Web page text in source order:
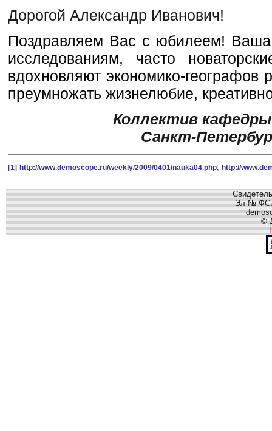
Дорогой Александр Иванович!
Поздравляем Вас с юбилеем! Ваша
исследованиям, часто
вдохновляют экономико-
преумножать жизнелюбие,
Коллектив кафедры
Санкт-
[1] http://www.demoscope.ru/weekly/2009/0401/nauka04.php; http://
Эл №
©